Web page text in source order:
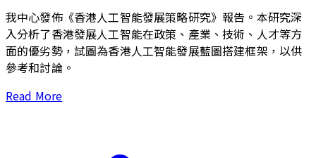
我中心發佈《香港人工智能發展策略研究》報告。本研究深
入分析了香港發展人工智能在政策、產業、技術、人才等方
面的優劣勢，試圖為香港人工智能發展藍圖搭建框架，以供
參考和討論。
Read More